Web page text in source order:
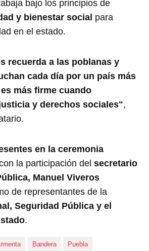
bajo los principios de
y bienestar social para
en el estado.
recuerda a las poblanas y
cada día por un país más
más firme cuando
y derechos sociales",
en la ceremonia
la participación delsecretario
Manuel Viveros
de representantes de la
Seguridad Pública y el
.
Bandera Puebla